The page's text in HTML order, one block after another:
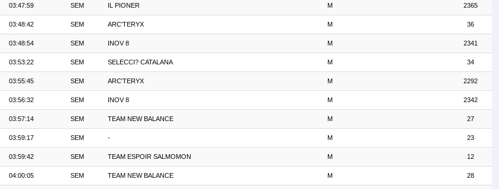
03:47:59 SEM IL PIONER M 2365
03:48:42 SEM ARC'TERYX M 36
03:48:54 SEM INOV 8 M 2341
03:53:22 SEM SELECCI? CATALANA M 34
03:55:45 SEM ARC'TERYX M 2292
03:56:32 SEM INOV 8 M 2342
03:57:14 SEM TEAM NEW BALANCE M 27
03:59:17 SEM - M 23
03:59:42 SEM TEAM ESPOIR SALMOMON M 12
04:00:05 SEM TEAM NEW BALANCE M 28